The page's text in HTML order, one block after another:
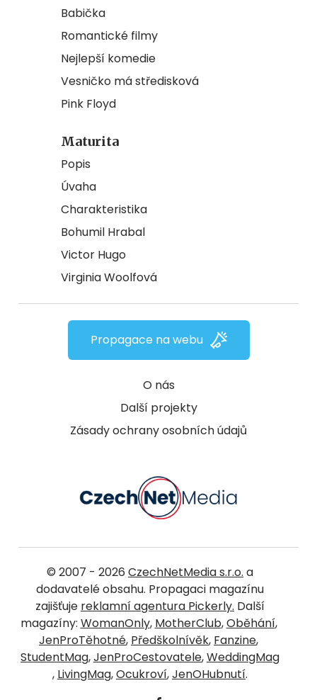
Babička
Romantické filmy
Nejlepší komedie
Vesničko má středisková
Pink Floyd
Maturita
Popis
Úvaha
Charakteristika
Bohumil Hrabal
Victor Hugo
Virginia Woolfová
O nás
Další projekty
Zásady ochrany osobních údajů
Propagace na webu
© 2007 - 2026 CzechNetMedia s.r.o. a
dodavatelé obsahu. Propagaci magazínu
zajišťuje reklamní agentura Pickerly. Další
magazíny: WomanOnly, MotherClub,Oběhání,
JenProTěhotné, Předškolnívěk, Fanzine,
StudentMag,JenProCestovatele,WeddingMag
, LivingMag,Ocukroví,JenOHubnutí.